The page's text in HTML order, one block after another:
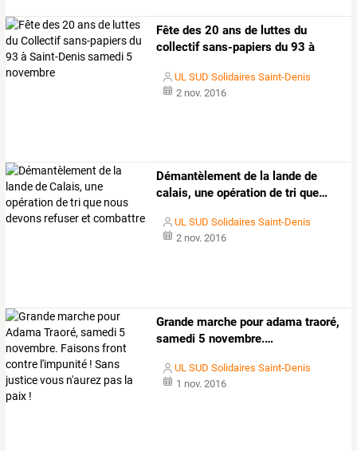
Fête des 20 ans de luttes du
collectifsans-papiers du 93 à
UL SUD Solidaires Saint-Denis
2 nov. 2016
Démantèlement de la lande de
calais, une opération de tri que…
UL SUD Solidaires Saint-Denis
2 nov. 2016
Grande marche pouradama traoré,
samedi 5 novembre.…
UL SUD Solidaires Saint-Denis
1 nov. 2016